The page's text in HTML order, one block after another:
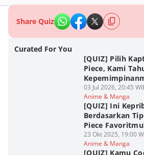
Share Quiz
Curated For You
[QUIZ] Pilih
Piece, Kami
03 Jul 2026, 20:45
Anime & Manga
[QUIZ] Ini
Berdasarkan
Piece
23 Okt 2025, 19:00
Anime & Manga
[QUIZ] Kamu